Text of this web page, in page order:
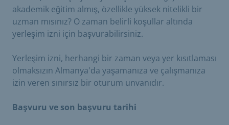
akademik eğitim almış, özellikle yüksek nitelikli bir
uzman mısınız? O zaman belirli koşullar altında
yerleşim izni için başvurabilirsiniz.
Yerleşim izni, herhangi bir zaman veya yer kısıtlaması
olmaksızın Almanya'da yaşamanıza ve çalışmanıza
izin veren sınırsız bir oturum unvanıdır.
Başvuru ve son başvuru tarihi